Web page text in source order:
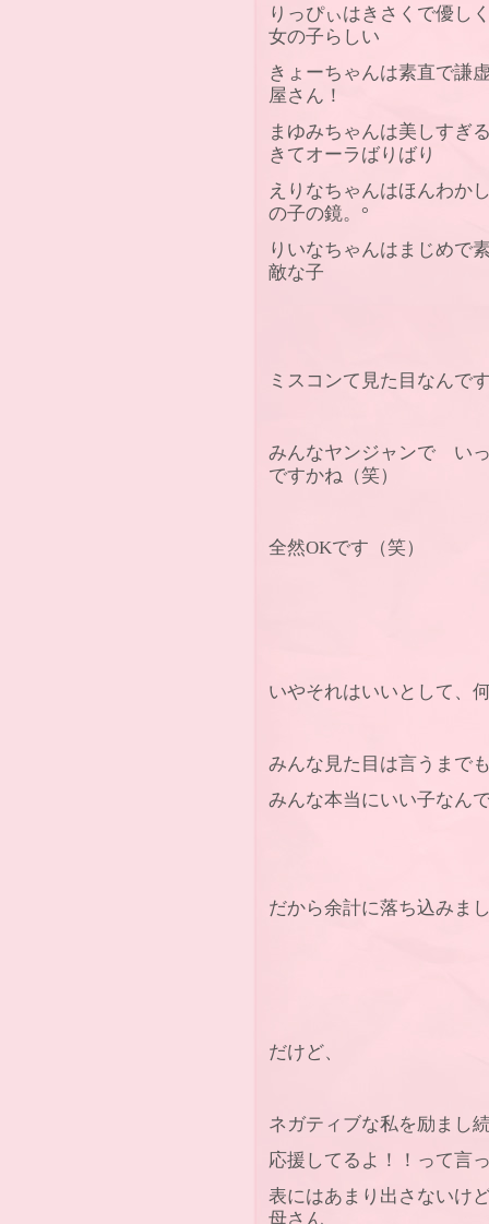
りっぴぃはきさくで優し
女の子らしい
きょーちゃんは素直で謙
屋さん！
まゆみちゃんは美しすぎ
きてオーラばりばり
えりなちゃんはほんわか
の子の鏡。°
りいなちゃんはまじめで
敵な子
ミスコンて見た目なんで
みんなヤンジャンで い
ですかね（笑）
全然OKです（笑）
いやそれはいいとして、
みんな見た目は言うまで
みんな本当にいい子なん
だから余計に落ち込みま
だけど、
ネガティブな私を励まし
応援してるよ！！って言
表にはあまり出さないけ
母さん